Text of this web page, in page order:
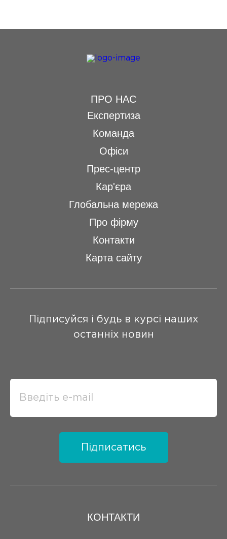
КОНТАКТИ
ПРО НАС
Експертиза
Команда
Офіси
Прес-центр
Кар'єра
Глобальна мережа
Про фірму
Контакти
Карта сайту
Підписуйся і будь в курсі наших
останніх новин
Підписатись